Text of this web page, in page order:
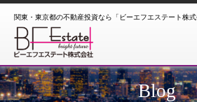
関東・東京都の不動産投資なら「ビーエフエステート株式
Blog